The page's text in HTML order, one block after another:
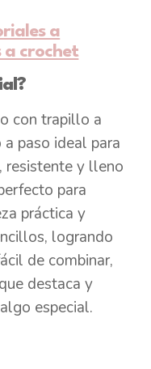
a
a crochet
con trapillo a
paso ideal para
resistente y lleno
para
práctica y
logrando
de combinar,
destaca y
especial.